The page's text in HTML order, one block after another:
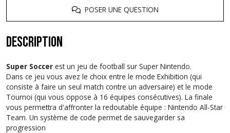
POSER UNE QUESTION
Description
Super Soccer est un jeu de football sur Super Nintendo.
Dans ce jeu vous avez le choix entre le mode Exhibition (qui
consiste à faire un seul match contre un adversaire) et le mode
Tournoi (qui vous oppose à 16 équipes consécutives). La finale
vous permettra d'affronter la redoutable équipe : Nintendo All-Star
Team. Un système de code permet de sauvegarder sa
progression